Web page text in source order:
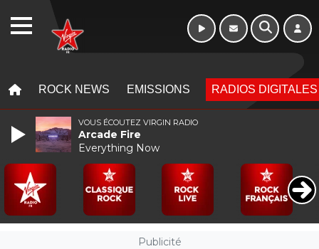
ROCK NEWS EMISSIONS RADIOS DIGITALES
Publicité
VOUS ÉCOUTEZ VIRGIN RADIO
Arcade Fire
Everything Now
WEBRADIO Morning - 6h à 10h